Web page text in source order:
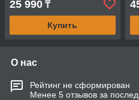
25 990 ₸
Купить
О нас
Рейтинг не сформирован
Менее 5 отзывов за